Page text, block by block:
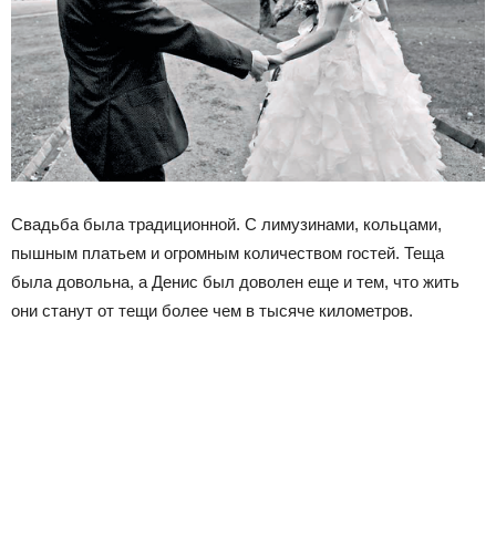
Свадьба была традиционной. С лимузинами, кольцами,
пышным платьем и огромным количеством гостей. Теща
была довольна, а Денис был доволен еще и тем, что жить
они станут от тещи более чем в тысяче километров.